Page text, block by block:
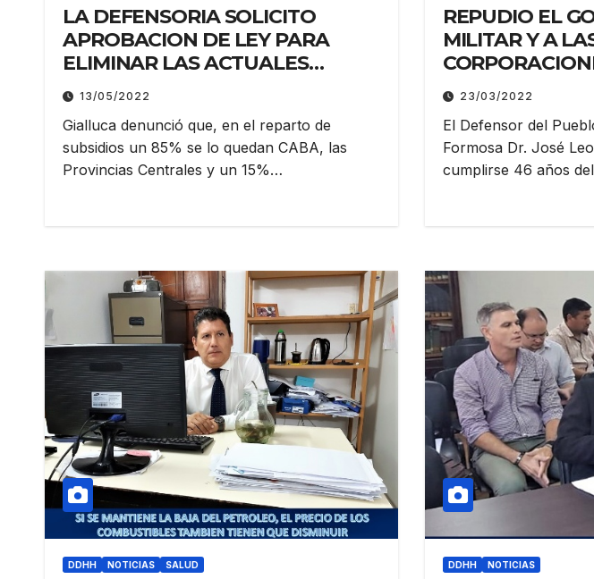
LA DEFENSORIA SOLICITO
APROBACION DE LEY PARA
ELIMINAR LAS ACTUALES
ASIMETRIAS EN EL TRANSPORTE
PUBLICO
13/05/2022
Gialluca denunció que, en el reparto de
subsidios un 85% se lo quedan CABA, las
Provincias Centrales y un 15%…
REPUDIO EL
MILITAR Y A
QUE SUMAN
MAYORES
DETRIMENTO
LOS
23/03/2022
El Defensor del
Formosa Dr. José
cumplirse 46 años
DDHH NOTICIAS SALUD DDHH NOTICIAS